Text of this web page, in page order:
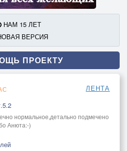
НАМ 15 ЛЕТ
ВЕРСИЯ
ПРОЕКТУ
ЛЕНТА
нормальное,детально подмечено
Анюта:-)